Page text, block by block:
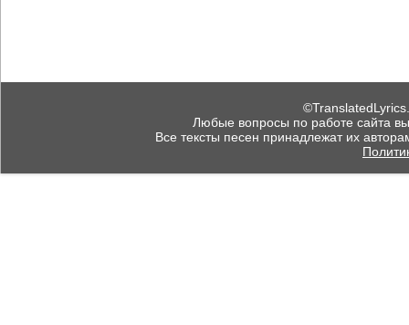
Любые вопросы по работе сайта
Все тексты песен принадлежат их